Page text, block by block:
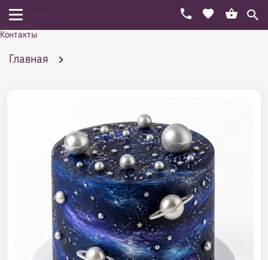
О компании
Контакты
Главная
Юбилейный торт — кульминация торжества
Женщинам
Шикарные торты для женщин на юбилей 40